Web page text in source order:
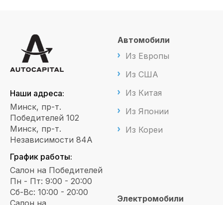
Наши адреса:
Минск, пр-т.
Победителей 102
Минск, пр-т.
Независимости 84А
График работы:
Салон на Победителей
Пн - Пт: 9:00 - 20:00
Сб-Вс: 10:00 - 20:00
Салон на
Автомобили
Из Европы
Из США
Из Китая
Из Японии
Из Кореи
Электромобили